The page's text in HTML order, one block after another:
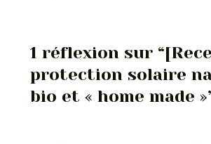
1 réflexion sur
protection solaire
bio et « home made